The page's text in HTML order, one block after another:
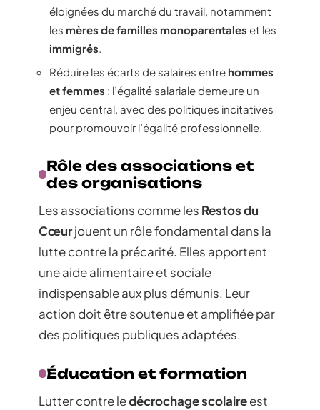
éloignées du marché du travail, notamment
les mères de familles monoparentales et les
immigrés
Réduire les écarts de salaires entre hommes
et femmes : l’égalité salariale demeure un
enjeu central, avec des politiques incitatives
pour promouvoir l’égalité professionnelle.
Rôle des associations et
des organisations
Les associations comme les Restos du
Cœurjouent un rôle fondamental dans la
lutte contre la précarité. Elles apportent
une aide alimentaire et sociale
indispensable aux plus démunis. Leur
action doit être soutenue et amplifiée par
des politiques publiques adaptées.
Éducation et formation
Lutter contre ledécrochage scolaireest